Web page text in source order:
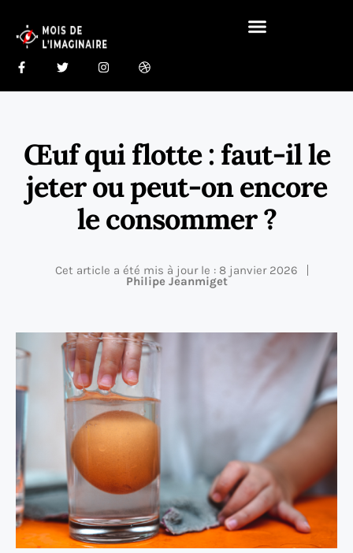
Œuf qui flotte : faut-il le
jeter ou peut-on encore
le consommer ?
Cet article a été mis à jour le : 8 janvier 2026
Philipe Jeanmiget